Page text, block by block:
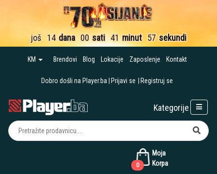
još 14 dana 00 sati 41 minut 57 sekundi
KM Brendovi Blog Lokacije Zaposlenje Kontakt
Dobro došli na Player.ba Prijavi se Registruj se
Moja
Korpa
0
Kategorije